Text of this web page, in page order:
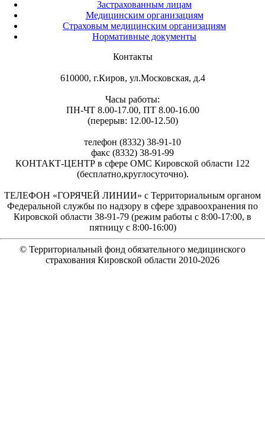
Застрахованным лицам
Медицинским организациям
Страховым медицинским организациям
Нормативные документы
Контакты
610000, г.Киров, ул.Московская, д.4
Часы работы:
ПН-ЧТ 8.00-17.00, ПТ 8.00-16.00
(перерыв: 12.00-12.50)
телефон (8332) 38-91-10
факс (8332) 38-91-99
КОНТАКТ-ЦЕНТР в сфере ОМС Кировской области 122
(бесплатно,круглосуточно).
ТЕЛЕФОН «ГОРЯЧЕЙ ЛИНИИ» с Территориальным органом
Федеральной службы по надзору в сфере здравоохранения по
Кировской области 38-91-79 (режим работы с 8:00-17:00, в
пятницу с 8:00-16:00)
© Территориальный фонд обязательного медицинского
страхования Кировской области 2010-2026